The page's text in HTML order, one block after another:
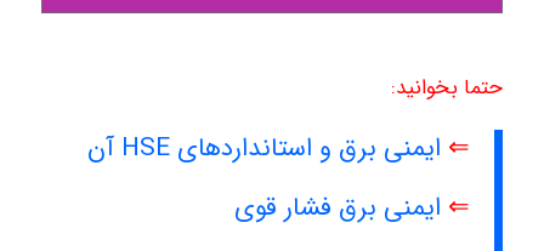
حتما بخوانید:
⇐ ایمنی برق و استانداردهای HSE آن
⇐ ایمنی برق فشار قوی